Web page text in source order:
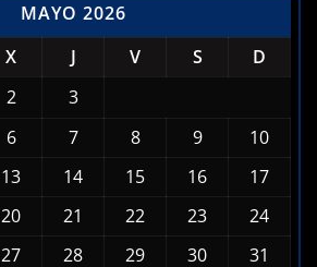
MAYO 2026
X J V S
D
2
3
6 7 8 9
10
13 14 15 16
17
20 21 22 23
24
27 28 29 30 31